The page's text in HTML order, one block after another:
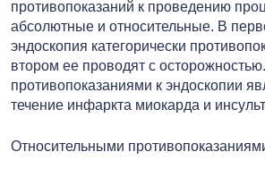
противопоказаний к проведению
абсолютные и относительные. В
эндоскопия категорически
втором ее проводят с
противопоказаниями к эндоскопии
течение инфаркта миокарда и
Относительными